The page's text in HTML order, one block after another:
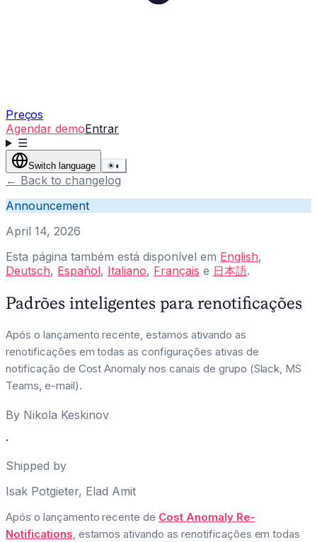
Preços
Agendar demoEntrar
☰
Switch language ☀◐
← Back to changelog
Announcement
April 14, 2026
Esta página também está disponível em English,
Deutsch, Español, Italiano, Français e 日本語.
Padrões inteligentes para renotificações
Após o lançamento recente, estamos ativando as
renotificações em todas as configurações ativas de
notificação de Cost Anomaly nos canais de grupo (Slack, MS
Teams, e-mail).
By Nikola Keskinov
·
Shipped by
Isak Potgieter, Elad Amit
Após o lançamento recente de Cost Anomaly Re-
Notifications , estamos ativando as renotificações em todas